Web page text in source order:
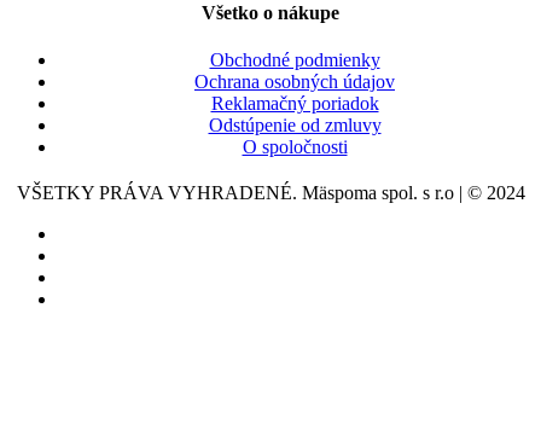
Všetko o nákupe
Obchodné podmienky
Ochrana osobných údajov
Reklamačný poriadok
Odstúpenie od zmluvy
O spoločnosti
VŠETKY PRÁVA VYHRADENÉ. Mäspoma spol. s r.o | © 2024